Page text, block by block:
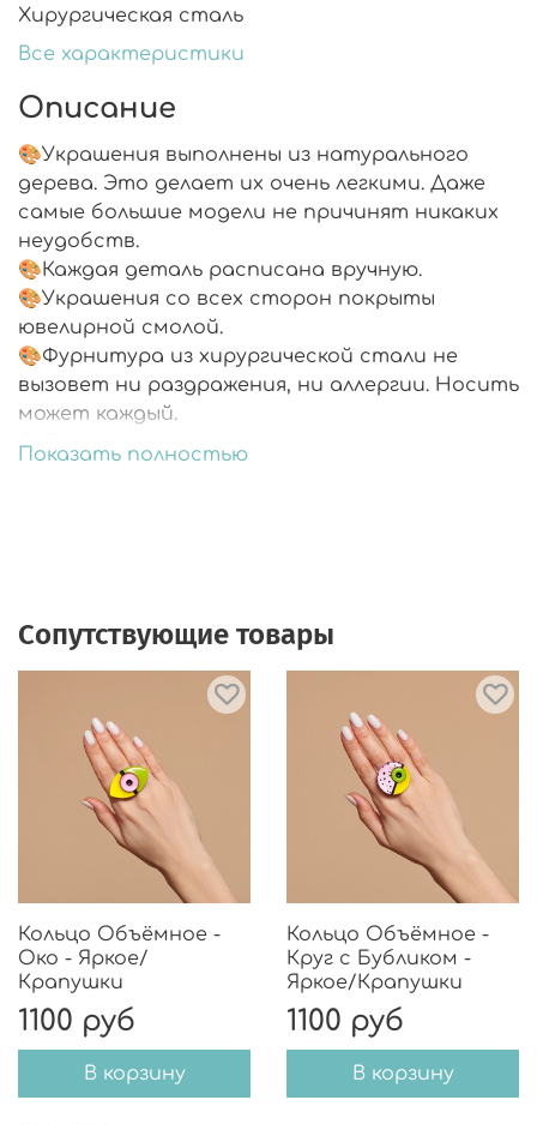
Хирургическая сталь
Все характеристики
Описание
🎨Украшения выполнены из натурального
дерева. Это делает их очень легкими. Даже
самые большие модели не причинят никаких
неудобств.
🎨Каждая деталь расписана вручную.
🎨Украшения со всех сторон покрыты
ювелирной смолой.
🎨Фурнитура из хирургической стали не
вызовет ни раздражения, ни аллергии. Носить
может каждый.
🎨Подарочная упаковка.
Показать полностью
Сопутствующие товары
Кольцо Объёмное -
Око - Яркое/
Крапушки
1100 руб
В корзину
Кольцо Объёмное -
Круг с Бубликом -
Яркое/Крапушки
1100 руб
В корзину